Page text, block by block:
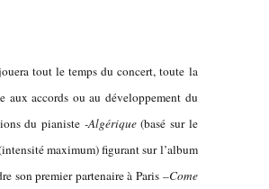
tout le temps du concert, toute la
aux accords ou au développement du
du pianiste -Algérique(basé sur le
maximum) figurant sur l’album
son premier partenaire à Paris –Come